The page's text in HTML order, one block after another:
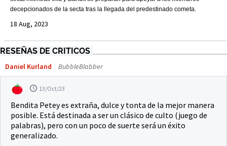
decepcionados de la secta tras la llegada del predestinado cometa.
18 Aug, 2023
RESEÑAS DE CRITICOS
Daniel Kurland BubbleBlabber
13/Oct/23
Bendita Petey es extraña, dulce y tonta de la mejor manera
posible. Está destinada a ser un clásico de culto (juego de
palabras), pero con un poco de suerte será un éxito
generalizado.